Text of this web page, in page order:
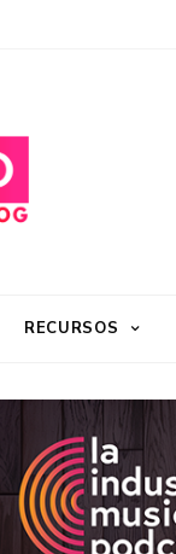
RECURSOS